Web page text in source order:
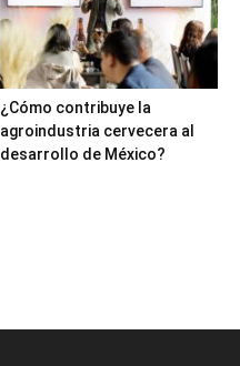
¿Cómo contribuye la
agroindustria cervecera al
desarrollo de México?